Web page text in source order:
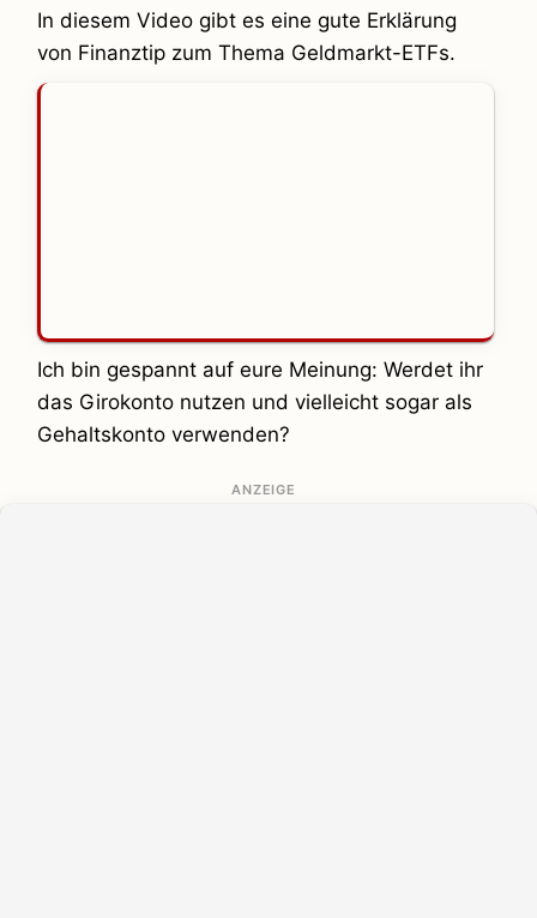
In diesem Video gibt es eine gute Erklärung
von Finanztip zum Thema Geldmarkt-ETFs.
Ich bin gespannt auf eure Meinung: Werdet ihr
das Girokonto nutzen und vielleicht sogar als
Gehaltskonto verwenden?
ANZEIGE